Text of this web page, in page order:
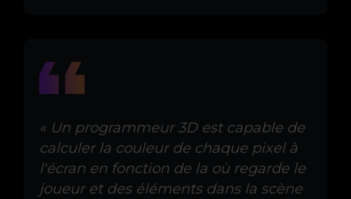
« Un programmeur 3D est capable de
calculer la couleur de chaque pixel à
l'écran en fonction de la où regarde le
joueur et des éléments dans la scène